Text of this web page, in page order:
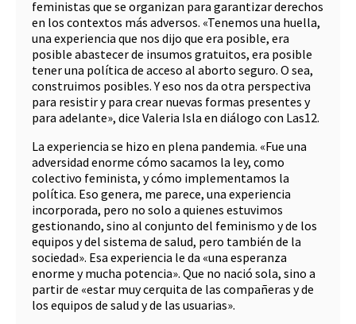
feministas que se organizan para garantizar derechos
en los contextos más adversos. «Tenemos una huella,
una experiencia que nos dijo que era posible, era
posible abastecer de insumos gratuitos, era posible
tener una política de acceso al aborto seguro. O sea,
construimos posibles. Y eso nos da otra perspectiva
para resistir y para crear nuevas formas presentes y
para adelante», dice Valeria Isla en diálogo con Las12.
La experiencia se hizo en plena pandemia. «Fue una
adversidad enorme cómo sacamos la ley, como
colectivo feminista, y cómo implementamos la
política. Eso genera, me parece, una experiencia
incorporada, pero no solo a quienes estuvimos
gestionando, sino al conjunto del feminismo y de los
equipos y del sistema de salud, pero también de la
sociedad». Esa experiencia le da «una esperanza
enorme y mucha potencia». Que no nació sola, sino a
partir de «estar muy cerquita de las compañeras y de
los equipos de salud y de las usuarias».